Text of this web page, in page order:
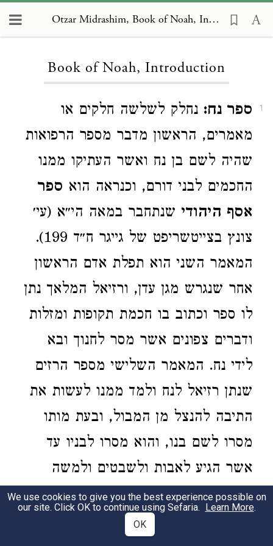
Otzar Midrashim, Book of Noah, Introduction
Book of Noah, Introduction
1 ספר נח: נחלק לשלשה חלקים או
מאמרים, הראשון מדבר מספר הרפואות
שהיה לשם בן נח ואשר העתיקו ממנו
החכמים לבני דורם, וכנראה הוא ספר
אסף היהודי שנתחבר במאה הי״א (עי׳
צונץ בצייטשריפט של גייגר ח״ד 199).
המאמר השני הוא תפלת אדם הראשון
אחר שנגרש מגן עדן, ורזיאל המלאך נתן
לו ספר וכתוב בו חכמת תקופות ומזלות
ודברים צפונים אשר מסר לחנוך ובא
לידי נח. המאמר השלישי מספר הרזים
שנתן רזיאל לנח ולמד ממנו לעשות את
התיבה להנצל מן המבול, ובעת מותו
מסרו לשם בנו, והוא מסרו לבניו עד
אשר הגיע לאבות ולשבטים ולמשה
רבינו ויהושע וזקנים ונביאים וחכמים עד
We use cookies to give you the best experience possible on
our site. Click OK to continue using Sefaria. Learn More.
OK